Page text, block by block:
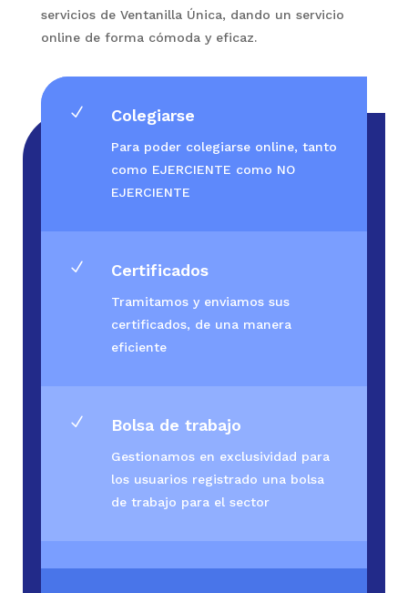
servicios de Ventanilla Única, dando un servicio
online de forma cómoda y eficaz.
N Colegiarse
Para poder colegiarse online, tanto
como EJERCIENTE como NO
EJERCIENTE
N Certificados
Tramitamos y enviamos sus
certificados, de una manera
eficiente
N Bolsa de trabajo
Gestionamos en exclusividad para
los usuarios registrado una bolsa
de trabajo para el sector